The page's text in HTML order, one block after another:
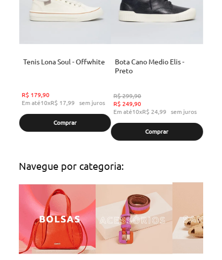
Tenis Lona Soul - Offwhite
R$ 179,90
Em até10xR$ 17,99 sem juros
Comprar
Bota Cano Medio Elis -
Preto
R$299,90
R$ 249,90
Em até10xR$ 24,99 sem juros
Comprar
Navegue por categoria: